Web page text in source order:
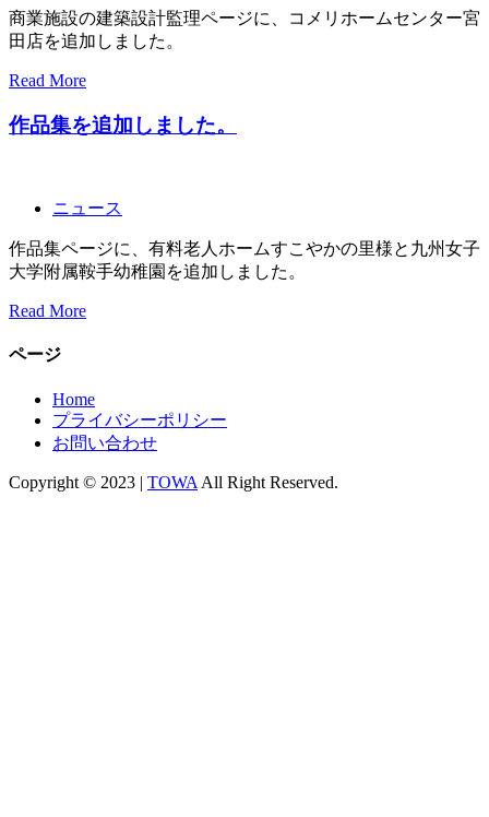
商業施設の建築設計監理ページに、コメリホームセンター宮
田店を追加しました。
Read More
作品集を追加しました。
ニュース
作品集ページに、有料老人ホームすこやかの里様と九州女子
大学附属鞍手幼稚園を追加しました。
Read More
ページ
Home
プライバシーポリシー
お問い合わせ
Copyright © 2023 | TOWA All Right Reserved.